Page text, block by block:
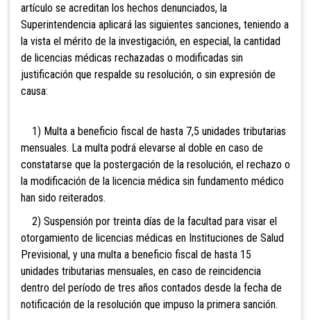
artículo se acreditan los hechos denunciados, la
Superintendencia aplicará las siguientes sanciones, teniendo a
la vista el mérito de la investigación, en especial, la cantidad
de licencias médicas rechazadas o modificadas sin
justificación que respalde su resolución, o sin expresión de
causa:
1) Multa a beneficio fiscal de hasta 7,5 unidades tributarias
mensuales. La multa podrá elevarse al doble en caso de
constatarse que la postergación de la resolución, el rechazo o
la modificación de la licencia médica sin fundamento médico
han sido reiterados.
2) Suspensión por treinta días de la facultad para visar el
otorgamiento de licencias médicas en Instituciones de Salud
Previsional, y una multa a beneficio fiscal de hasta 15
unidades tributarias mensuales, en caso de reincidencia
dentro del período de tres años contados desde la fecha de
notificación de la resolución que impuso la primera sanción.